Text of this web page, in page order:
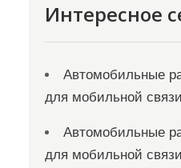
Интересное
Автомобильные
для мобильной
Автомобильные
для мобильной связи